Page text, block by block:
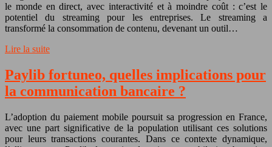
le monde en direct, avec interactivité et à moindre coût : c’est le
potentiel du streaming pour les entreprises. Le streaming a
transformé la consommation de contenu, devenant un outil…
Lire la suite
Paylib fortuneo, quelles implications pour
la communication bancaire ?
L’adoption du paiement mobile poursuit sa progression en France,
avec une part significative de la population utilisant ces solutions
pour leurs transactions courantes. Dans ce contexte dynamique,